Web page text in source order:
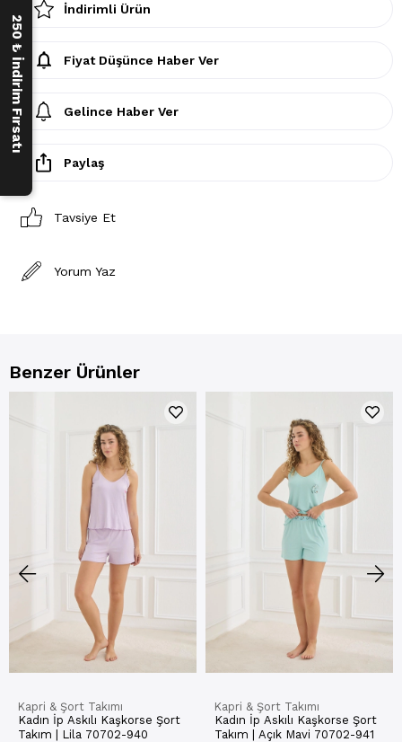
İndirimli Ürün
Fiyat Düşünce Haber Ver
Gelince Haber Ver
Paylaş
Tavsiye Et
Yorum Yaz
Benzer Ürünler
Kapri & Şort Takımı
Kadın İp Askılı Kaşkorse Şort
Takım | Lila 70702-940
Kapri & Şort Takımı
Kadın İp Askılı Kaşkorse Şort
Takım | Açık Mavi 70702-941
250 ₺ İndirim Fırsatı